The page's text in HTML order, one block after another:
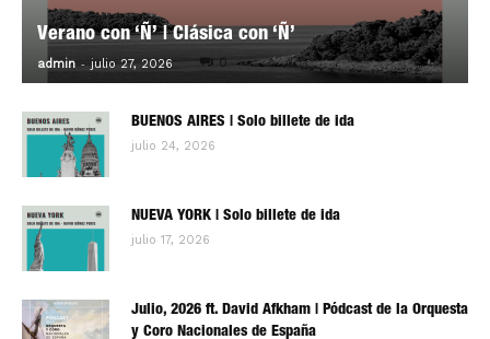
Verano con ‘Ñ’ | Clásica con ‘Ñ’
admin - julio 27, 2026 0
BUENOS AIRES | Solo billete de ida
julio 24, 2026
NUEVA YORK | Solo billete de ida
julio 17, 2026
Julio, 2026 ft. David Afkham | Pódcast de la Orquesta
y Coro Nacionales de España